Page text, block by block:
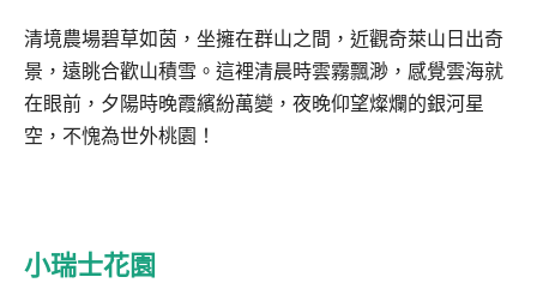
清境農場碧草如茵，坐擁在群山之間，近觀奇萊山日出奇
景，遠眺合歡山積雪。這裡清晨時雲霧飄渺，感覺雲海就
在眼前，夕陽時晚霞繽紛萬變，夜晚仰望燦爛的銀河星
空，不愧為世外桃園！
小瑞士花園